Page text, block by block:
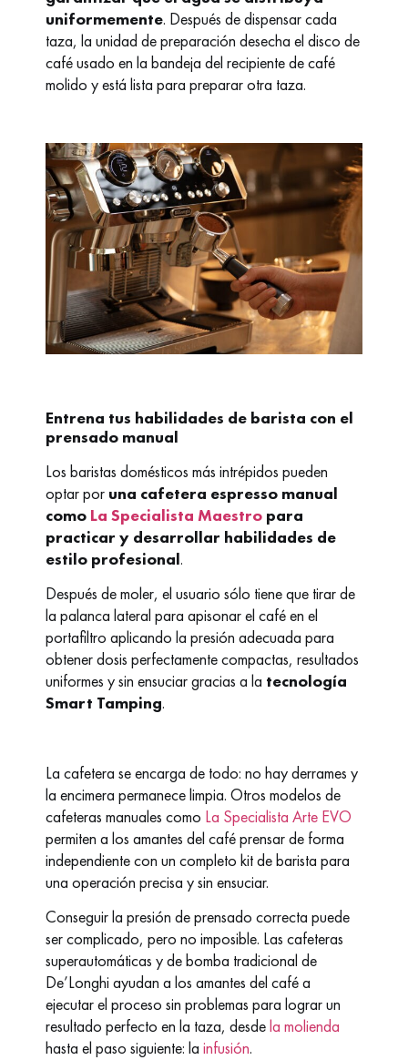
uniformemente. Después de dispensar cada
taza, la unidad de preparación desecha el disco de
café usado en la bandeja del recipiente de café
molido y está lista para preparar otra taza.
Entrena tus habilidades de barista con el
prensado manual
Los baristas domésticos más intrépidos pueden
optar por una cafetera espresso manual
como La Specialista Maestro para
practicar y desarrollar habilidades de
estilo profesional.
Después de moler, el usuario sólo tiene que tirar de
la palanca lateral para apisonar el café en el
portafiltro aplicando la presión adecuada para
obtener dosis perfectamente compactas, resultados
uniformes y sin ensuciar gracias a la tecnología
Smart Tamping.
La cafetera se encarga de todo: no hay derrames y
la encimera permanece limpia. Otros modelos de
cafeteras manuales como La Specialista Arte EVO
permiten a los amantes del café prensar de forma
independiente con un completo kit de barista para
una operación precisa y sin ensuciar.
Conseguir la presión de prensado correcta puede
ser complicado, pero no imposible. Las cafeteras
superautomáticas y de bomba tradicional de
De’Longhi ayudan a los amantes del café a
ejecutar el proceso sin problemas para lograr un
resultado perfecto en la taza, desdela molienda
hasta el paso siguiente: lainfusión.